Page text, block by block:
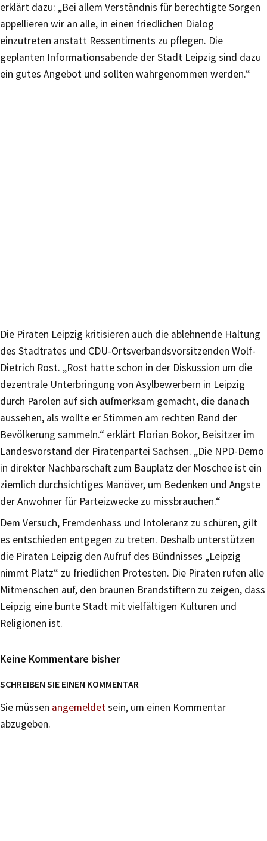
erklärt dazu: „Bei allem Verständnis für berechtigte Sorgen
appellieren wir an alle, in einen friedlichen Dialog
einzutreten anstatt Ressentiments zu pflegen. Die
geplanten Informationsabende der Stadt Leipzig sind dazu
ein gutes Angebot und sollten wahrgenommen werden.“
Die Piraten Leipzig kritisieren auch die ablehnende Haltung
des Stadtrates und CDU-Ortsverbandsvorsitzenden Wolf-
Dietrich Rost. „Rost hatte schon in der Diskussion um die
dezentrale Unterbringung von Asylbewerbern in Leipzig
durch Parolen auf sich aufmerksam gemacht, die danach
aussehen, als wollte er Stimmen am rechten Rand der
Bevölkerung sammeln.“ erklärt Florian Bokor, Beisitzer im
Landesvorstand der Piratenpartei Sachsen. „Die NPD-Demo
in direkter Nachbarschaft zum Bauplatz der Moschee ist ein
ziemlich durchsichtiges Manöver, um Bedenken und Ängste
der Anwohner für Parteizwecke zu missbrauchen.“
Dem Versuch, Fremdenhass und Intoleranz zu schüren, gilt
es entschieden entgegen zu treten. Deshalb unterstützen
die Piraten Leipzig den Aufruf des Bündnisses „Leipzig
nimmt Platz“ zu friedlichen Protesten. Die Piraten rufen alle
Mitmenschen auf, den braunen Brandstiftern zu zeigen, dass
Leipzig eine bunte Stadt mit vielfältigen Kulturen und
Religionen ist.
Keine Kommentare bisher
SCHREIBEN SIE EINEN KOMMENTAR
Sie müssen angemeldetsein, um einen Kommentar
abzugeben.